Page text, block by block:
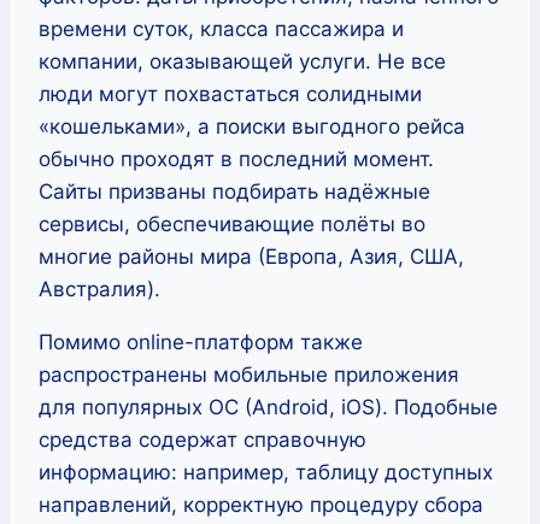
времени суток, класса пассажира и
компании, оказывающей услуги. Не все
люди могут похвастаться солидными
«кошельками», а поиски выгодного рейса
обычно проходят в последний момент.
Сайты призваны подбирать надёжные
сервисы, обеспечивающие полёты во
многие районы мира (Европа, Азия, США,
Австралия).
Помимо online-платформ также
распространены мобильные приложения
для популярных ОС (Android, iOS). Подобные
средства содержат справочную
информацию: например, таблицу доступных
направлений, корректную процедуру сбора